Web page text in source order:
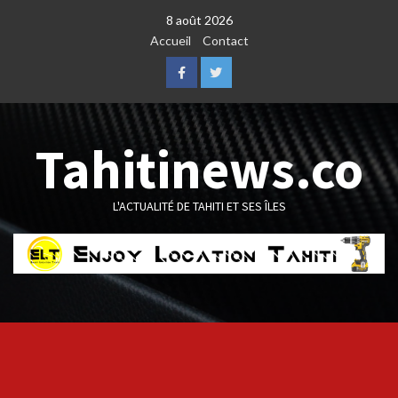
8 août 2026
Accueil
Contact
FacebookTwitter
Tahitinews.co
L'ACTUALITÉ DE TAHITI ET SES ÎLES